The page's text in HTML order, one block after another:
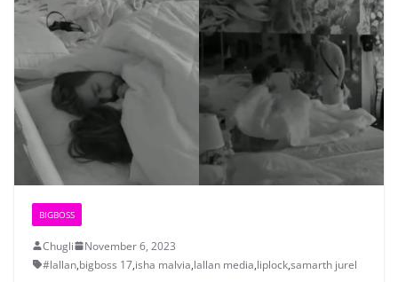
BIGBOSS
Chugli
November 6, 2023
#lallan,bigboss 17,isha malvia,lallan media,liplock,samarth jurel